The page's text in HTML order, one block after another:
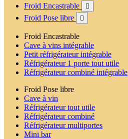
Froid Encastrable

Froid Pose libre 
Froid Encastrable
Cave à vins intégrable
Petit réfrigérateur intégrable
Réfrigérateur 1 porte tout utile
Réfrigérateur combiné intégrable
Froid Pose libre
Cave à vin
Réfrigérateur tout utile
Réfrigérateur combiné
Réfrigérateur multiportes
Mini bar